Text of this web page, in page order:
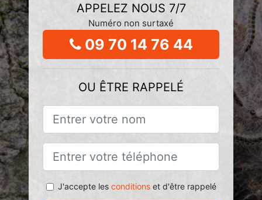
APPELEZ NOUS 7/7
Numéro non surtaxé
09 70 14 76 44
OU ÊTRE RAPPELÉ
J'accepte les conditionset d'être rappelé